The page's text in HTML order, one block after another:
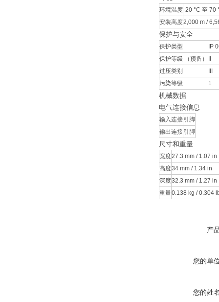
环境温度-20 °C 至 70
安装高度2,000 m /
保护与安全
保护类型
IP
保护等级 （预备）
过压类别
污染等级
1
机械数据
电气连接信息
输入连接引脚
输出连接引脚
尺寸和重量
宽度27.3 mm / 1.07 in
高度34 mm / 1.34 in
深度32.3 mm / 1.27 in
重量0.138 kg / 0.304
产
您的单
您的姓